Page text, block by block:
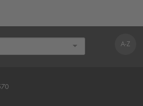
A-Z